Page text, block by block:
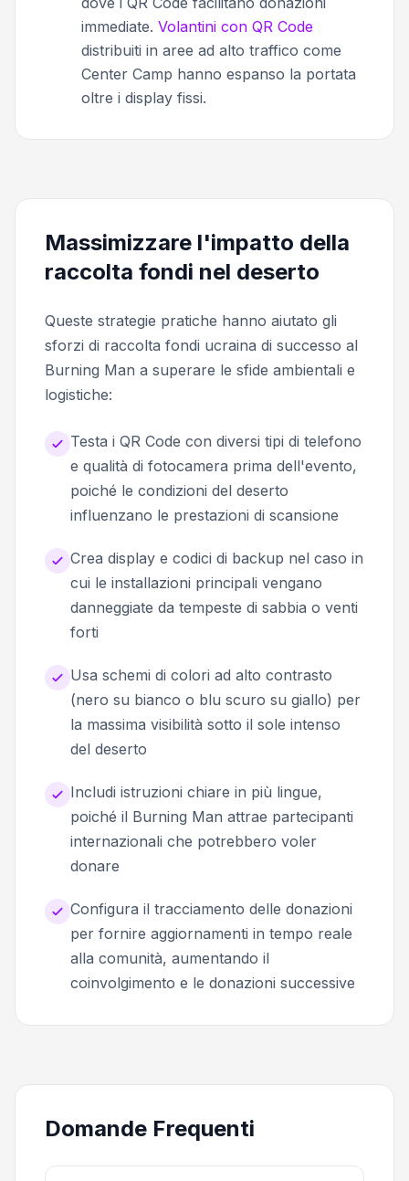
immediate. Volantini con QR Code
distribuiti in aree ad alto traffico come
Center Camp hanno espanso la portata
oltre i display fissi.
Massimizzare l'impatto della
raccolta fondi nel deserto
Queste strategie pratiche hanno aiutato gli
sforzi di raccolta fondi ucraina di successo al
Burning Man a superare le sfide ambientali e
logistiche:
Testa i QR Code con diversi tipi di telefono
e qualità di fotocamera prima dell'evento,
poiché le condizioni del deserto
influenzano le prestazioni di scansione
Crea display e codici di backup nel caso in
cui le installazioni principali vengano
danneggiate da tempeste di sabbia o venti
forti
Usa schemi di colori ad alto contrasto
(nero su bianco o blu scuro su giallo) per
la massima visibilità sotto il sole intenso
del deserto
Includi istruzioni chiare in più lingue,
poiché il Burning Man attrae partecipanti
internazionali che potrebbero voler
donare
Configura il tracciamento delle donazioni
per fornire aggiornamenti in tempo reale
alla comunità, aumentando il
coinvolgimento e le donazioni successive
Domande Frequenti